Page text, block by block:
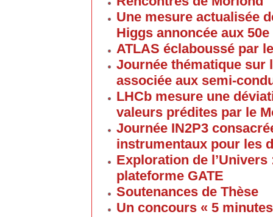
Une mesure actualisée
Higgs annoncée aux
ATLAS éclaboussé par
Journée thématique sur
associée aux semi-
LHCb mesure une
valeurs prédites par le
Journée IN2P3
instrumentaux pour les
Exploration de
plateforme GATE
Soutenances de Thèse
Un concours « 5